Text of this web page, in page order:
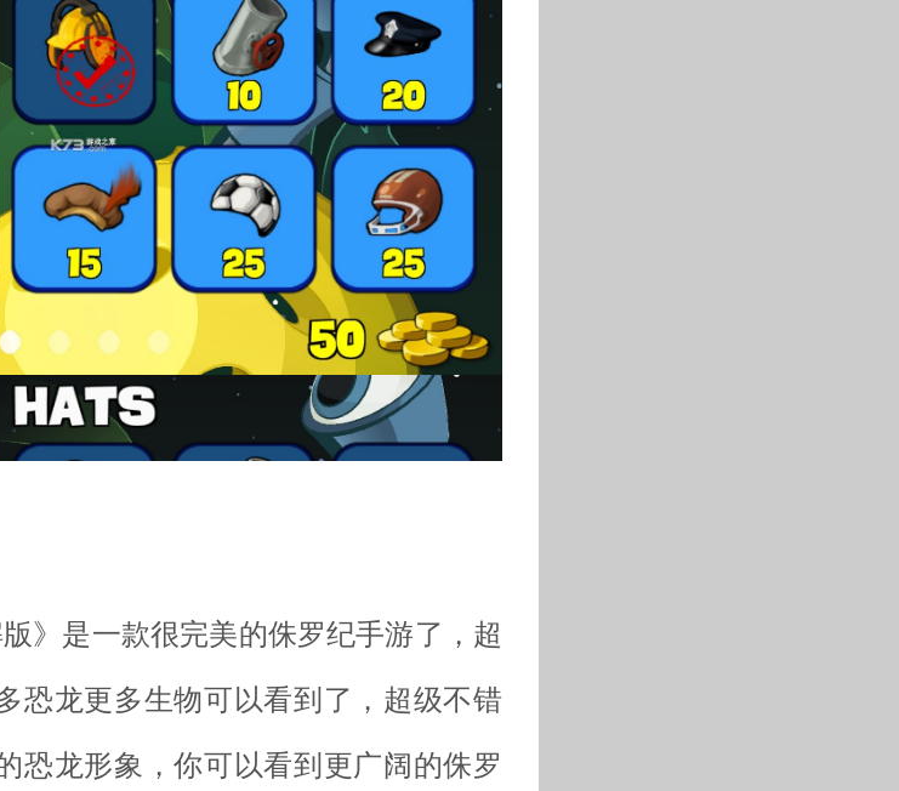
》是一款很完美的侏罗纪手游了，超
恐龙更多生物可以看到了，超级不错
恐龙形象，你可以看到更广阔的侏罗